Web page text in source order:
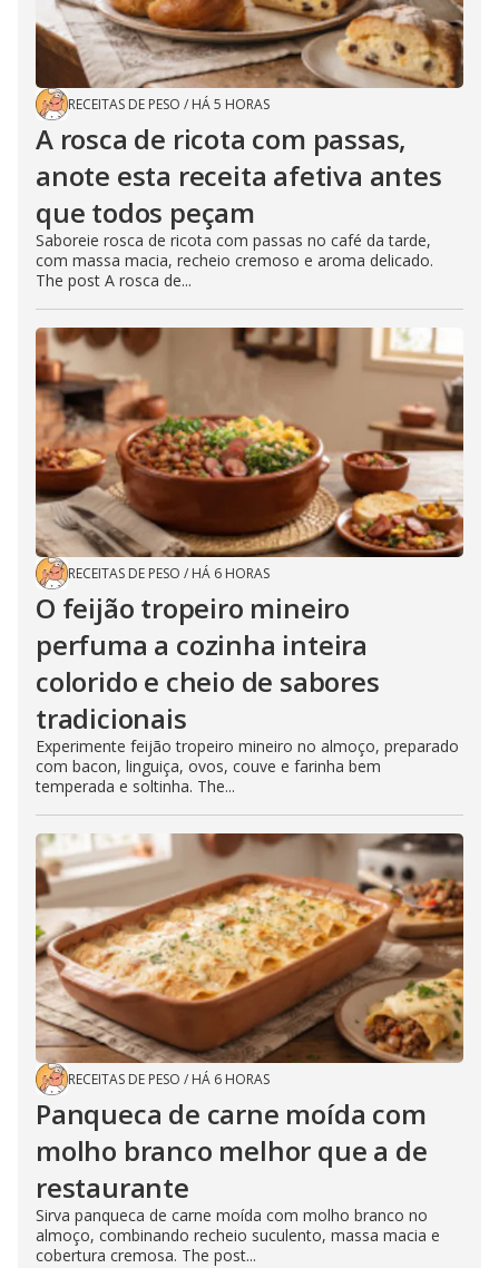
RECEITAS DE PESO / HÁ 5 HORAS
A rosca de ricota com passas,
anote esta receita afetiva antes
que todos peçam
Saboreie rosca de ricota com passas no café da tarde,
com massa macia, recheio cremoso e aroma delicado.
The post A rosca de...
RECEITAS DE PESO / HÁ 6 HORAS
O feijão tropeiro mineiro
perfuma a cozinha inteira
colorido e cheio de sabores
tradicionais
Experimente feijão tropeiro mineiro no almoço, preparado
com bacon, linguiça, ovos, couve e farinha bem
temperada e soltinha. The...
RECEITAS DE PESO / HÁ 6 HORAS
Panqueca de carne moída com
molho branco melhor que a de
restaurante
Sirva panqueca de carne moída com molho branco no
almoço, combinando recheio suculento, massa macia e
cobertura cremosa. The post...